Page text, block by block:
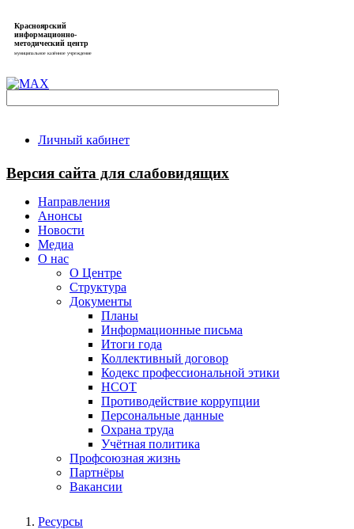
Красноярский
информационно-
методический центр
муниципальное казённое учреждение
Личный кабинет
Версия сайта для слабовидящих
Направления
Анонсы
Новости
Медиа
О нас
О Центре
Структура
Документы
Планы
Информационные письма
Итоги года
Коллективный договор
Кодекс профессиональной этики
НСОТ
Противодействие коррупции
Персональные данные
Охрана труда
Учётная политика
Профсоюзная жизнь
Партнёры
Вакансии
Ресурсы